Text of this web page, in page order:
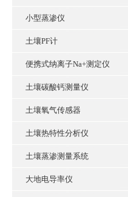
小型蒸渗仪
土壤PF计
便携式纳离子Na+测定仪
土壤碳酸钙测量仪
土壤氧气传感器
土壤热特性分析仪
土壤蒸渗测量系统
大地电导率仪